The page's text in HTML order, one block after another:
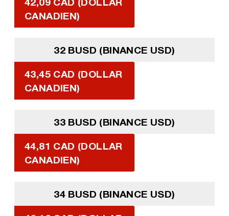
CANADIEN)
32 BUSD (BINANCE USD)
43,45 CAD (DOLLAR
CANADIEN)
33 BUSD (BINANCE USD)
44,81 CAD (DOLLAR
CANADIEN)
34 BUSD (BINANCE USD)